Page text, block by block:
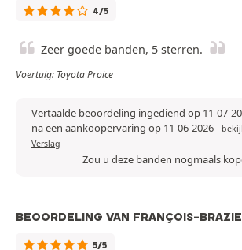
4/5
Zeer goede banden, 5 sterren.
Voertuig: Toyota Proice
Vertaalde beoordeling ingediend op 11-07-
na een aankoopervaring op 11-06-2026-
Verslag
Zou u deze banden nogmaals
BEOORDELING VAN FRANÇOIS-
5/5